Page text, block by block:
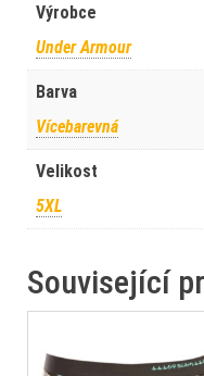
Výrobce
Under Armour
Barva
Vícebarevná
Velikost
5XL
Související